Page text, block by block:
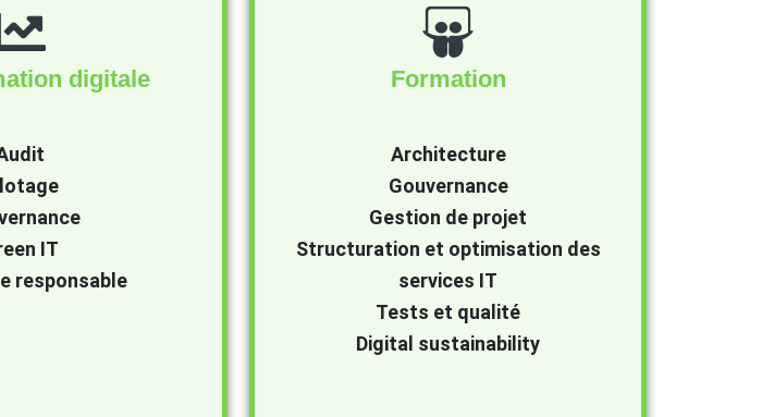
digitale
IT
responsable
Formation
Architecture
Gouvernance
Gestion de projet
Structuration et optimisation des
services IT
Tests et qualité
Digital sustainability